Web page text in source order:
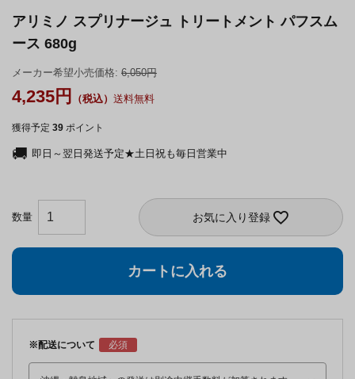
アリミノ スプリナージュ トリートメント パフスム
ース 680g
メーカー希望小売価格: 6,050
4,235 送料無料
獲得予定 39 ポイント
即日～翌日発送予定★土日祝も毎日営業中
お気に入り登録
カートに入れる
※配送について